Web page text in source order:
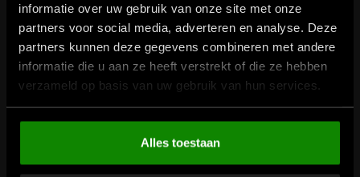
informatie over uw gebruik van onze site met onze
partners voor social media, adverteren en analyse. Deze
partners kunnen deze gegevens combineren met andere
informatie die u aan ze heeft verstrekt of die ze hebben
verzameld op basis van uw gebruik van hun services.
Alles toestaan
Het gebruik